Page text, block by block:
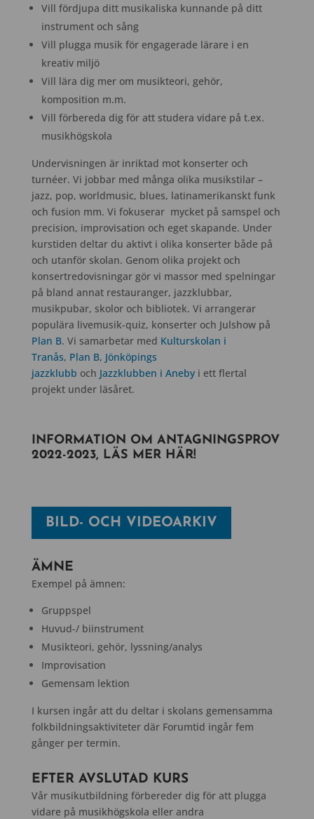
Vill fördjupa ditt musikaliska kunnande på ditt
instrument och sång
Vill plugga musik för engagerade lärare i en
kreativ miljö
Vill lära dig mer om musikteori, gehör,
komposition m.m.
Vill förbereda dig för att studera vidare på t.ex.
musikhögskola
Undervisningen är inriktad mot konserter och
turnéer. Vi jobbar med många olika musikstilar –
jazz, pop, worldmusic, blues, latinamerikanskt funk
och fusion mm. Vi fokuserar mycket på samspel och
precision, improvisation och eget skapande. Under
kurstiden deltar du aktivt i olika konserter både på
och utanför skolan. Genom olika projekt och
konsertredovisningar gör vi massor med spelningar
på bland annat restauranger, jazzklubbar,
musikpubar, skolor och bibliotek. Vi arrangerar
populära livemusik-quiz, konserter och Julshow på
Plan B. Vi samarbetar med Kulturskolan i
Tranås, Plan B, Jönköpings
jazzklubb och Jazzklubben i Anebyi ett flertal
projekt under läsåret.
INFORMATION OM ANTAGNINGSPROV
2022-2023, LÄS MER HÄR!
BILD- OCH VIDEOARKIV
ÄMNE
Exempel på ämnen:
Gruppspel
Huvud-/ biinstrument
Musikteori, gehör, lyssning/analys
Improvisation
Gemensam lektion
I kursen ingår att du deltar i skolans gemensamma
folkbildningsaktiviteter där Forumtid ingår fem
gånger per termin.
EFTER AVSLUTAD KURS
Vår musikutbildning förbereder dig för att plugga
vidare på musikhögskola eller andra